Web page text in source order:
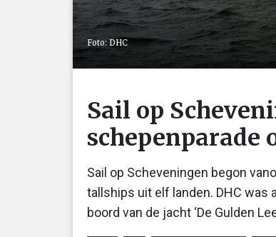
Foto: DHC
Sail op
schepenparade
Sail op Scheveningen begon
tallships uit elf landen. DHC was
boord van de jacht ‘De Gulden